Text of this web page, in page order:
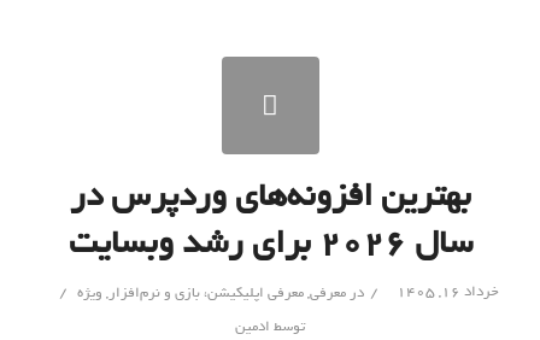
بهترین افزونه‌های وردپرس در
سال ۲۰۲۶ برای رشد وبسایت
خرداد ۱۶, ۱۴۰۵ / در معرفی,معرفی اپلیکیشن، بازی و نرم‌افزار‌, ویژه /
توسط ادمین